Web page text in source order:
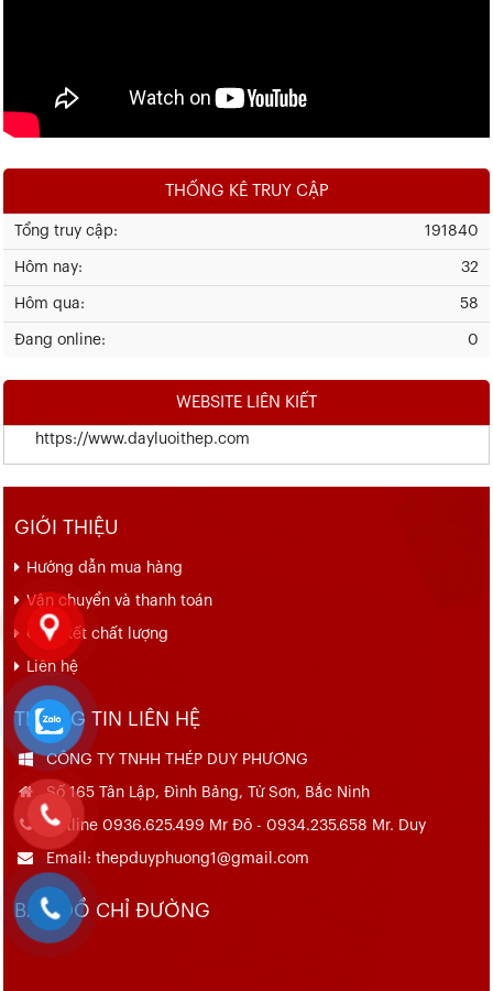
THỐNG KÊ TRUY CẬP
191840
Tổng truy cập:
32
Hôm nay:
58
Hôm qua:
0
Đang online:
WEBSITE LIÊN KIẾT
https://www.dayluoithep.com
GIỚI THIỆU
Hướng dẫn mua hàng
Vận chuyển và thanh toán
Cam kết chất lượng
Liên hệ
THÔNG TIN LIÊN HỆ
CÔNG TY TNHH THÉP DUY PHƯƠNG
Số 165 Tân Lập, Đình Bảng, Từ Sơn, Bắc Ninh
Hotline 0936.625.499 Mr Đô - 0934.235.658 Mr. Duy
Email: thepduyphuong1@gmail.com
BẢN ĐỒ CHỈ ĐƯỜNG